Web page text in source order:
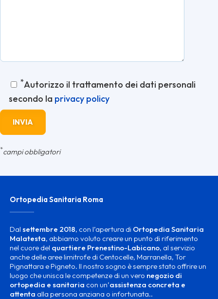
*Autorizzo il trattamento dei dati personali
secondo la privacy policy
*campi obbligatori
Ortopedia Sanitaria Roma
Dal settembre 2018, con l’apertura di Ortopedia Sanitaria
Malatesta, abbiamo voluto creare un punto di riferimento
nel cuore del quartiere Prenestino-Labicano, al servizio
anche delle aree limitrofe di Centocelle, Marranella, Tor
Pignattara e Pigneto. Il nostro sogno è sempre stato offrire un
luogo che unisca le competenze di un vero negozio di
ortopedia e sanitaria con un’assistenza concreta e
attenta alla persona anziana o infortunata..